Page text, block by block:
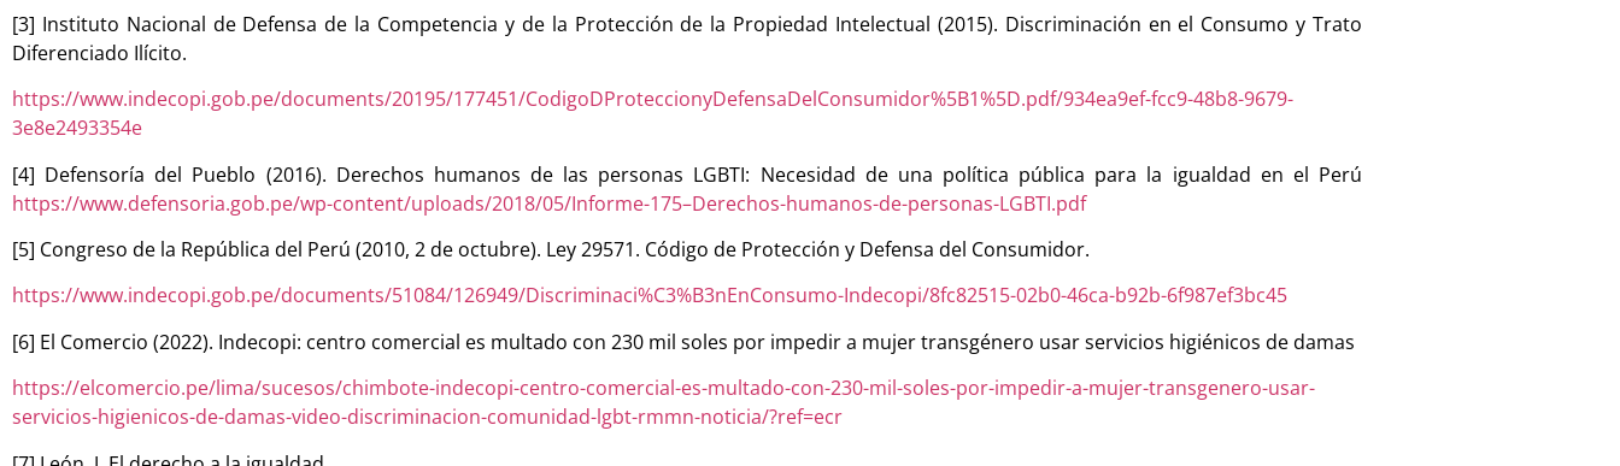
[3] Instituto Nacional de Defensa de la Competencia y de la Protección de la Propiedad Intelectual (2015). Discriminación en el Consumo y Trato
Diferenciado Ilícito.
https://www.indecopi.gob.pe/documents/20195/177451/CodigoDProteccionyDefensaDelConsumidor%5B1%5D.pdf/934ea9ef-fcc9-48b8-9679-
3e8e2493354e
[4] Defensoría del Pueblo (2016). Derechos humanos de las personas LGBTI: Necesidad de una política pública para la igualdad en el Perú
https://www.defensoria.gob.pe/wp-content/uploads/2018/05/Informe-175–Derechos-humanos-de-personas-LGBTI.pdf
[5] Congreso de la República del Perú (2010, 2 de octubre). Ley 29571. Código de Protección y Defensa del Consumidor.
https://www.indecopi.gob.pe/documents/51084/126949/Discriminaci%C3%B3nEnConsumo-Indecopi/8fc82515-02b0-46ca-b92b-6f987ef3bc45
[6] El Comercio (2022). Indecopi: centro comercial es multado con 230 mil soles por impedir a mujer transgénero usar servicios higiénicos de damas
https://elcomercio.pe/lima/sucesos/chimbote-indecopi-centro-comercial-es-multado-con-230-mil-soles-por-impedir-a-mujer-transgenero-usar-
servicios-higienicos-de-damas-video-discriminacion-comunidad-lgbt-rmmn-noticia/?ref=ecr